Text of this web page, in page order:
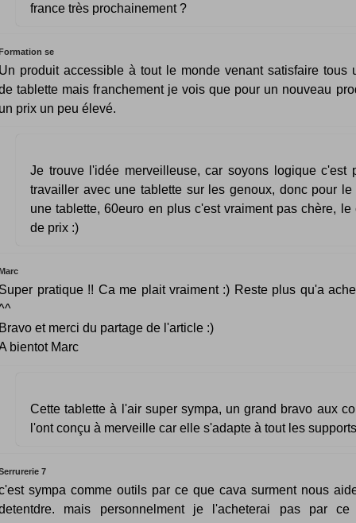
france très prochainement ?
se
produit accessible à tout le monde venant satisfaire tous
tablette mais franchement je vois que pour un nouveau
prix un peu élevé.
Je trouve l'idée merveilleuse, car soyons logique c'est
travailler avec une tablette sur les genoux, donc pour
une tablette, 60euro en plus c'est vraiment pas chère, le
de prix :)
pratique !! Ca me plait vraiment :) Reste plus qu'a
et merci du partage de l'article :)
bientot Marc
Cette tablette à l'air super sympa, un grand bravo aux
l'ont conçu à merveille car elle s'adapte à tout les
7
sympa comme outils par ce que cava surment nous
mais personnelment je l'acheterai pas par